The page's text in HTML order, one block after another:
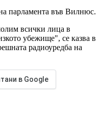
парламента във Вилнюс.
всички лица в
убежище", се казва в
радиоуредба на
в Google